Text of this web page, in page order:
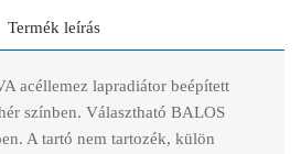
Termék leírás
acéllemez lapradiátor beépített
színben. Választható BALOS
A tartó nem tartozék, külön